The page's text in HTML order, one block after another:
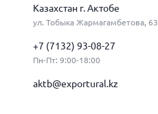
Казахстан г. Актобе
ул. Тобыка Жармагамбетова, 63
+7 (7132) 93-08-27
Пн-Пт: 9:00-18:00
aktb@exportural.kz